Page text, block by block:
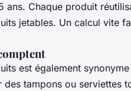
ans. Chaque produit
jetables. Un calcul vite
est également synonyme
des tampons ou serviettes